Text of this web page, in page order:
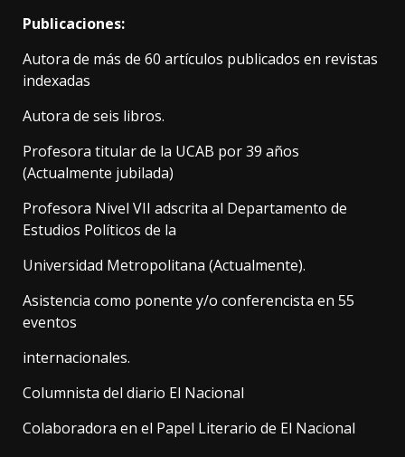
Publicaciones:
Autora de más de 60 artículos publicados en revistas
indexadas
Autora de seis libros.
Profesora titular de la UCAB por 39 años
(Actualmente jubilada)
Profesora Nivel VII adscrita al Departamento de
Estudios Políticos de la
Universidad Metropolitana (Actualmente).
Asistencia como ponente y/o conferencista en 55
eventos
internacionales.
Columnista del diario El Nacional
Colaboradora en el Papel Literario de El Nacional